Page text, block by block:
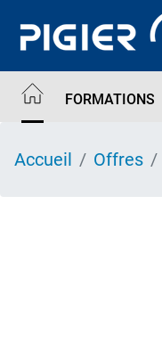
contenu
FORMATIONS
Accueil Offres